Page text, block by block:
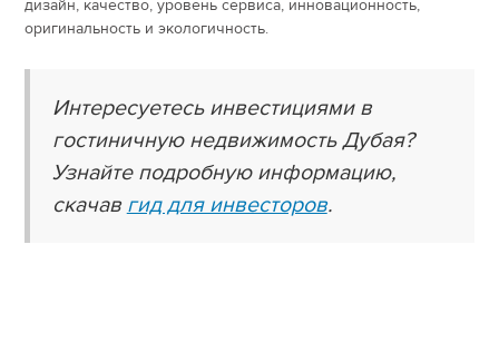
дизайн, качество, уровень сервиса, инновационность,
оригинальность и экологичность.
Интересуетесь инвестициями в
гостиничную недвижимость Дубая?
Узнайте подробную информацию,
скачав гид для инвесторов.